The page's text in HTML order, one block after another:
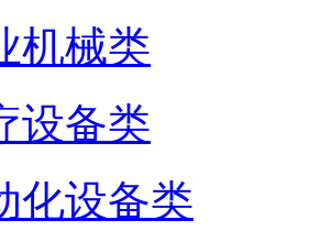
机械类
设备类
化设备类